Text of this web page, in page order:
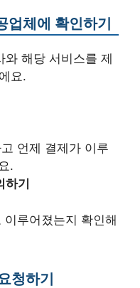
업체에 확인하기
해당 서비스를 제
요.
언제 결제가 이루
.
기
루어졌는지 확인해
청하기